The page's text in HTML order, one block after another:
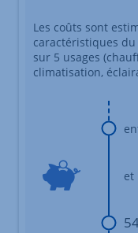
Les coûts sont
caractéristiques
sur 5 usages
climatisation,
et